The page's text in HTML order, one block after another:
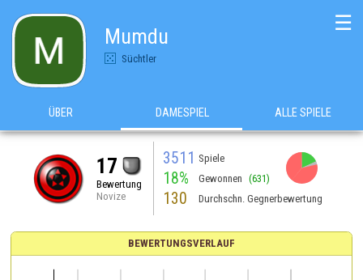
Mumdu
Süchtler
☰
ÜBER DAMESPIEL ALLE SPIELE
17
Bewertung
Novize
3511 Spiele
18% Gewonnen (631)
130 Durchschn. Gegnerbewertung
BEWERTUNGSVERLAUF